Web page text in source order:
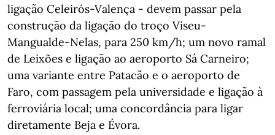
ligação Celeirós-Valença - devem passar pela
construção da ligação do troço Viseu-
Mangualde-Nelas, para 250 km/h; um novo ramal
de Leixões e ligação ao aeroporto Sá Carneiro;
uma variante entre Patacão e o aeroporto de
Faro, com passagem pela universidade e ligação à
ferroviária local; uma concordância para ligar
diretamente Beja e Évora.